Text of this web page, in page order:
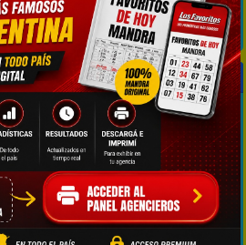
19. ----
20. ----
Matutina
11. ----
12. ----
13. ----
----
15. ----
16. ----